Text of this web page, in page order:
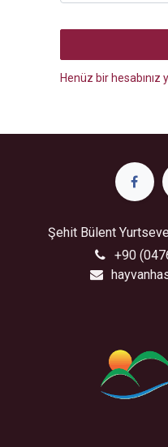
Henüz bir hesabınız
Şehit Bülent
+90